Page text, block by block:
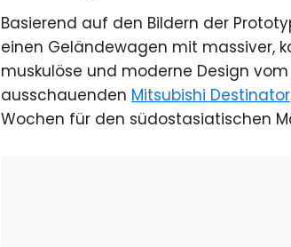
Basierend auf den Bildern der
einen Geländewagen mit massiver,
muskulöse und moderne Design
ausschauenden Mitsubishi Destinator
Wochen für den südostasiatischen